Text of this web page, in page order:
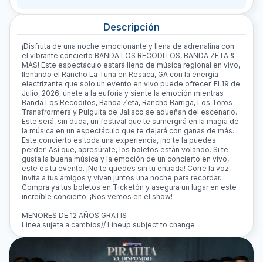
Descripción
¡Disfruta de una noche emocionante y llena de adrenalina con
el vibrante concierto BANDA LOS RECODITOS, BANDA ZETA &
MÁS! Este espectáculo estará lleno de música regional en vivo,
llenando el Rancho La Tuna en Resaca, GA con la energía
electrizante que solo un evento en vivo puede ofrecer. El 19 de
Julio, 2026, únete a la euforia y siente la emoción mientras
Banda Los Recoditos, Banda Zeta, Rancho Barriga, Los Toros
Transfrormers y Pulguita de Jalisco se adueñan del escenario.
Este será, sin duda, un festival que te sumergirá en la magia de
la música en un espectáculo que te dejará con ganas de más.
Este concierto es toda una experiencia, ¡no te la puedes
perder! Así que, apresúrate, los boletos están volando. Si te
gusta la buena música y la emoción de un concierto en vivo,
este es tu evento. ¡No te quedes sin tu entrada! Corre la voz,
invita a tus amigos y vivan juntos una noche para recordar.
Compra ya tus boletos en Ticketón y asegura un lugar en este
increíble concierto. ¡Nos vemos en el show!
MENORES DE 12 AÑOS GRATIS
Linea sujeta a cambios// Lineup subject to change